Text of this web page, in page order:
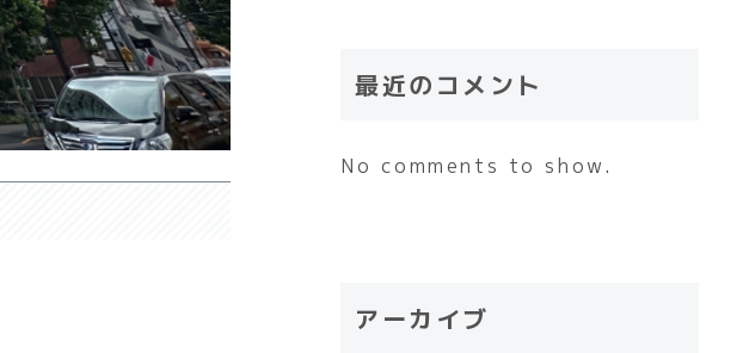
最近のコメント
No comments to show.
アーカイブ